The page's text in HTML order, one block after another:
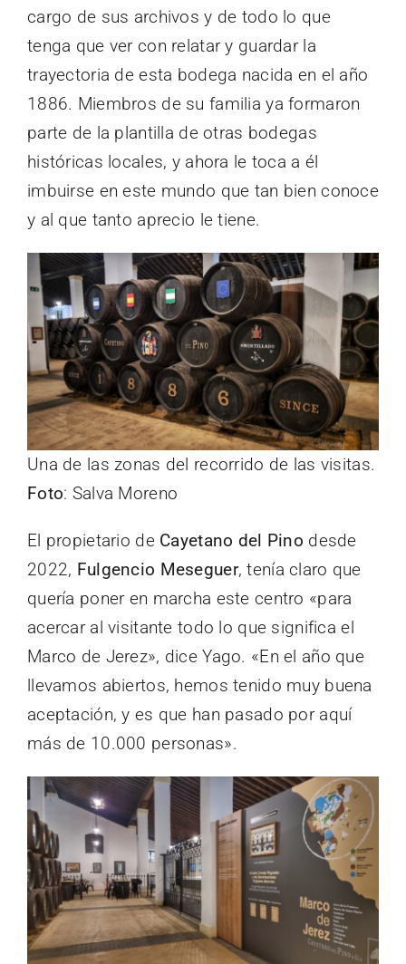
cargo de sus archivos y de todo lo que
tenga que ver con relatar y guardar la
trayectoria de esta bodega nacida en el año
1886. Miembros de su familia ya formaron
parte de la plantilla de otras bodegas
históricas locales, y ahora le toca a él
imbuirse en este mundo que tan bien conoce
y al que tanto aprecio le tiene.
Una de las zonas del recorrido de las visitas.
Foto: Salva Moreno
El propietario de Cayetano del Pino desde
2022, Fulgencio Meseguer, tenía claro que
quería poner en marcha este centro «para
acercar al visitante todo lo que significa el
Marco de Jerez», dice Yago. «En el año que
llevamos abiertos, hemos tenido muy buena
aceptación, y es que han pasado por aquí
más de 10.000 personas».